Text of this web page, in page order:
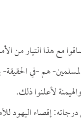
مع هذا التيار من
هم -في
لأعلنوا ذلك.
إقصاء اليهود